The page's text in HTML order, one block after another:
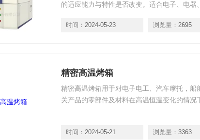
的适应能力与特性是否改变。适合电子、电器
时间： 2024-05-23 浏览量： 2695
精密高温烤箱
精密高温烤箱用于对电子电工、汽车摩托，
关产品的零部件及材料在高温恒温变化的情况
时间： 2024-05-21 浏览量： 3363